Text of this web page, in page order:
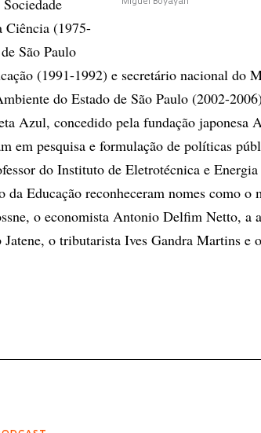
Miguel Boyayan
Ciência (1975-
São Paulo
(1991-1992) e secretário nacional do
do Estado de São Paulo (2002-
Azul, concedido pela fundação japonesa
em pesquisa e formulação de políticas
do Instituto de Eletrotécnica e Energia
Educação reconheceram nomes como o
o economista Antonio Delfim Netto, a
o tributarista Ives Gandra Martins e